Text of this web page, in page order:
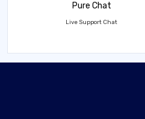
Pure Chat
Live Support Chat